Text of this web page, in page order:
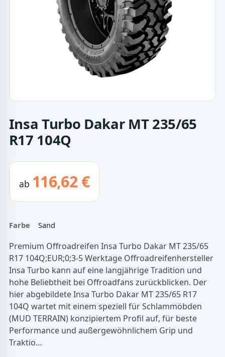
Insa Turbo Dakar MT 235/65
R17 104Q
ab 116,62 €
Farbe Sand
Premium Offroadreifen Insa Turbo Dakar MT 235/65
R17 104Q;EUR;0;3-5 Werktage Offroadreifenhersteller
Insa Turbo kann auf eine langjährige Tradition und
hohe Beliebtheit bei Offroadfans zurückblicken. Der
hier abgebildete Insa Turbo Dakar MT 235/65 R17
104Q wartet mit einem speziell für Schlammöbden
(MUD TERRAIN) konzipiertem Profil auf, für beste
Performance und außergewöhnlichem Grip und
Traktio…